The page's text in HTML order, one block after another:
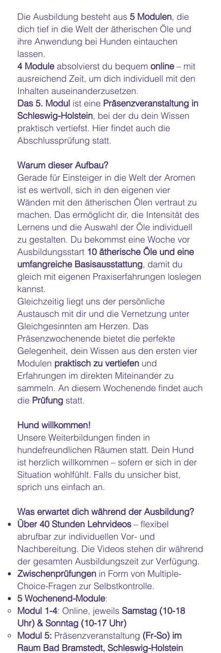
Die Ausbildung besteht aus5 Modulen, die
dich tief in die Welt der ätherischen Öle und
ihre Anwendung bei Hunden eintauchen
lassen.
4 Moduleabsolvierst du bequemonline– mit
ausreichend Zeit, um dich individuell mit den
Inhalten auseinanderzusetzen.
Das 5. Modul ist eine Präsenzveranstaltung in
Schleswig-Holstein, bei der du dein Wissen
praktisch vertiefst. Hier findet auch die
Abschlussprüfung statt.
Warum dieser Aufbau?
Gerade für Einsteiger in die Welt der Aromen
ist es wertvoll, sich in den eigenen vier
Wänden mit den ätherischen Ölen vertraut zu
machen. Das ermöglicht dir, die Intensität des
Lernens und die Auswahl der Öle individuell
zu gestalten. Du bekommst eine Woche vor
Ausbildungsstart 10 ätherische Öle und eine
umfangreiche Basisausstattung, damit du
gleich mit eigenen Praxiserfahrungen loslegen
kannst.
Gleichzeitig liegt uns der persönliche
Austausch mit dir und die Vernetzung unter
Gleichgesinnten am Herzen. Das
Präsenzwochenende bietet die perfekte
Gelegenheit, dein Wissen aus den ersten vier
Modulen praktisch zu vertiefen und
Erfahrungen im direkten Miteinander zu
sammeln. An diesem Wochenende findet auch
die Prüfung statt.
Hund willkommen!
Unsere Weiterbildungen finden in
hundefreundlichen Räumen statt. Dein Hund
ist herzlich willkommen – sofern er sich in der
Situation wohlfühlt. Falls du unsicher bist,
sprich uns einfach an.
Was erwartet dich während der Ausbildung?
Über 40 Stunden Lehrvideos – flexibel
abrufbar zur individuellen Vor- und
Nachbereitung. Die Videos stehen dir während
der gesamten Ausbildungszeit zur Verfügung.
Zwischenprüfungen in Form von Multiple-
Choice-Fragen zur Selbstkontrolle.
5 Wochenend-Module:
Modul 1-4: Online, jeweilsSamstag (10-18
Uhr) & Sonntag (10-17 Uhr)
Modul 5: Präsenzveranstaltung (Fr-So) im
Raum Bad Bramstedt, Schleswig-Holstein